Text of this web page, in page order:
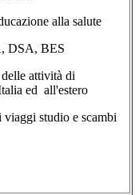
alla salute
DSA, BES
attività di
ed all'estero
viaggi studio e scambi